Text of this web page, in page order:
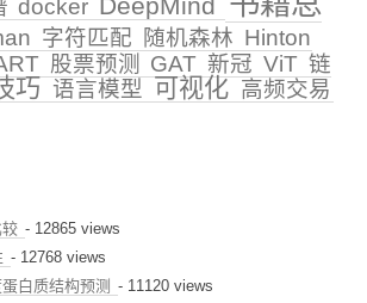
docker
字符匹配 随机森林 Hinton
股票预测 GAT 新冠 ViT 链
巧 语言模型 可视化 高频交易
- 12865 views
- 12768 views
白质结构预测 - 11120 views